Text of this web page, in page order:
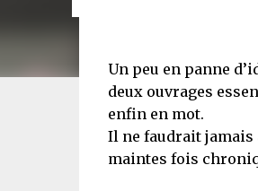
Un peu en panne
deux ouvrages
enfin en mot.
Il ne faudrait
maintes fois